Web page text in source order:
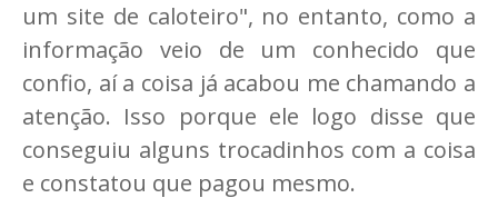
um site de caloteiro", no entanto, como a
informação veio de um conhecido que
confio, aí a coisa já acabou me chamando a
atenção. Isso porque ele logo disse que
conseguiu alguns trocadinhos com a coisa
e constatou que pagou mesmo.